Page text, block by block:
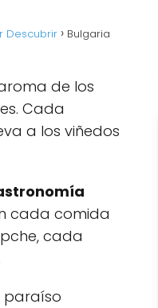
Descubrir
Bulgaria
de los
Cada
a los viñedos
cada comida
cada
paraíso